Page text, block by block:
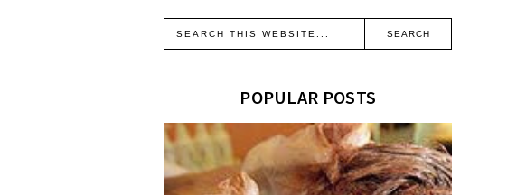
POPULAR POSTS